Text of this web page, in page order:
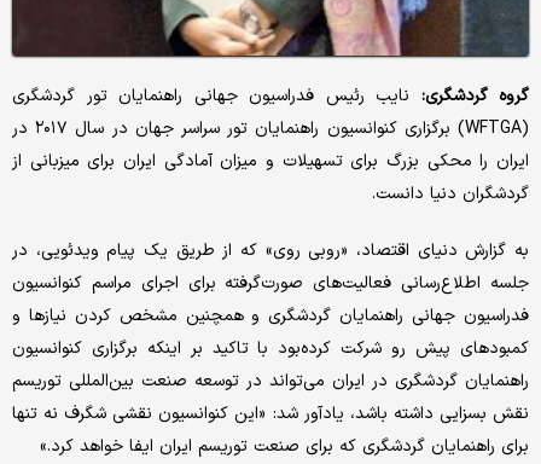
گروه گردشگری: نایب رئیس فدراسیون جهانی راهنمایان تور گردشگری
(WFTGA) برگزاری کنوانسیون راهنمایان تور سراسر جهان در سال ۲۰۱۷ در
ایران را محکی بزرگ برای تسهیلات و میزان آمادگی ایران برای میزبانی از
گردشگران دنیا دانست.
به گزارش دنیای اقتصاد، «روبی روی» که از طریق یک پیام ویدئویی، در
جلسه اطلاع‌رسانی فعالیت‌های صورت‌گرفته برای اجرای مراسم کنوانسیون
فدراسیون جهانی راهنمایان گردشگری و همچنین مشخص کردن نیازها و
کمبودهای پیش رو شرکت کرده‌بود با تاکید بر اینکه برگزاری کنوانسیون
راهنمایان گردشگری در ایران می‌تواند در توسعه صنعت بین‌المللی توریسم
نقش بسزایی داشته باشد، یادآور شد: «این کنوانسیون نقشی شگرف نه تنها
برای راهنمایان گردشگری که برای صنعت توریسم ایران ایفا خواهد کرد.»